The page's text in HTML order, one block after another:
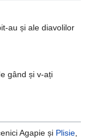
au și ale diavolilor
gând și v-ați
Agapie și Plisie